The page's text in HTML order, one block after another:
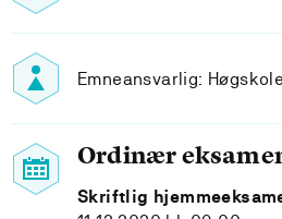
Emneansvarlig:
Ordinær
Skriftlig